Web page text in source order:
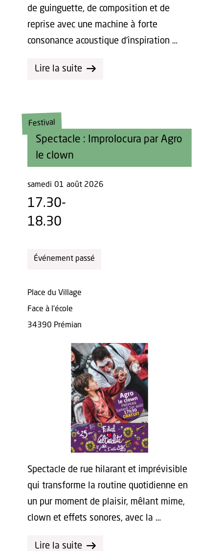
de guinguette, de composition et de
reprise avec une machine à forte
consonance acoustique d’inspiration …
Lire la suite
Spectacle : Improlocura par Agro
le clown
Festival
samedi 01 août 2026
17.30-
18.30
Événement passé
Place du Village
Face à l'école
34390 Prémian
Spectacle de rue hilarant et imprévisible
qui transforme la routine quotidienne en
un pur moment de plaisir, mêlant mime,
clown et effets sonores, avec la …
Lire la suite